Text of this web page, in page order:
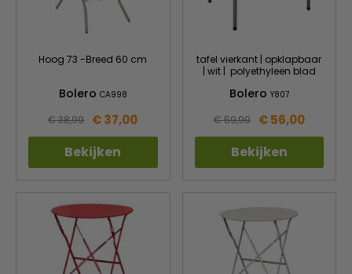
Hoog 73 -Breed 60 cm
Bolero CA998
€ 38,99 € 37,00
Bekijken
tafel vierkant | opklapbaar
| wit | polyethyleen blad
Bolero Y807
€ 59,99 € 56,00
Bekijken